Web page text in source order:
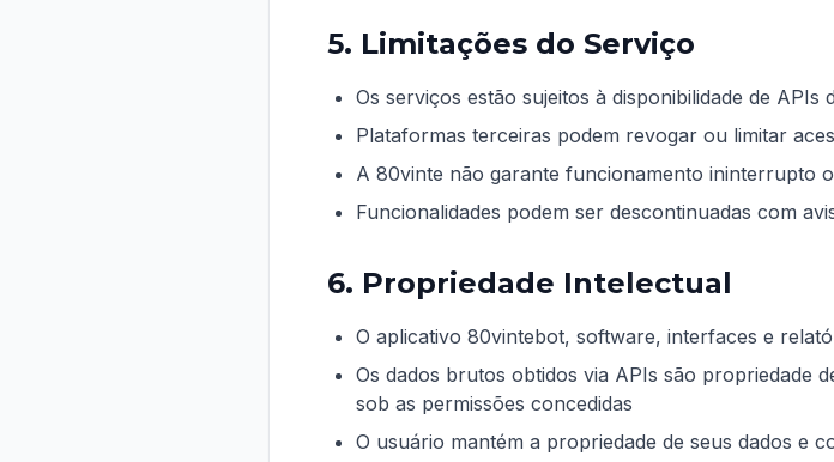
5. Limitações do Serviço
Os serviços estão sujeitos à disponibilidade de
Plataformas terceiras podem revogar ou limitar
A 80vinte não garante funcionamento ininterrupto
Funcionalidades podem ser descontinuadas com
6. Propriedade Intelectual
O aplicativo 80vintebot, software, interfaces e
Os dados brutos obtidos via APIs são propriedade
sob as permissões concedidas
O usuário mantém a propriedade de seus dados e